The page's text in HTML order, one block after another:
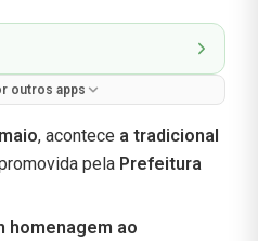
outros apps
, acontece a tradicional
pela Prefeitura
homenagem ao